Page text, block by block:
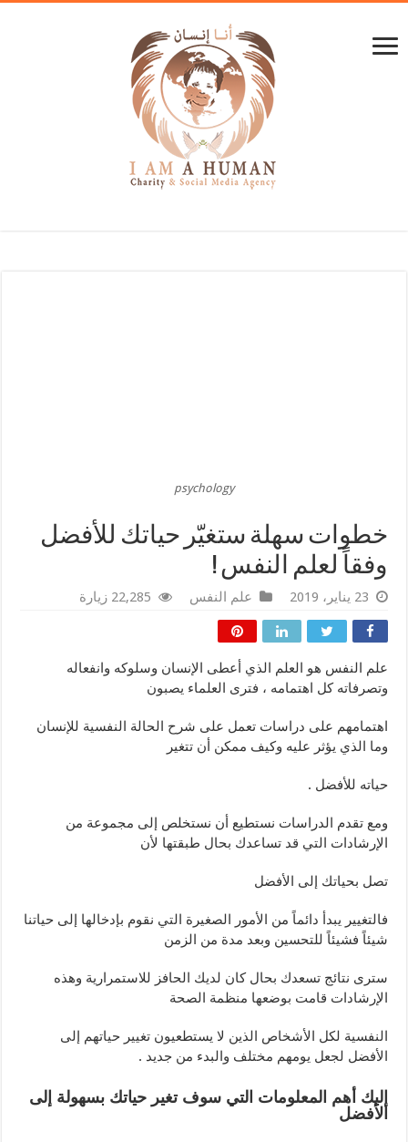
psychology
خطوات سهلة ستغيّر حياتك للأفضل
وفقاً لعلم النفس !
23 يناير، 2019 علم النفس 22,285 زيارة
علم النفس هو العلم الذي أعطى الإنسان وسلوكه وانفعاله
وتصرفاته كل اهتمامه ، فترى العلماء يصبون
اهتمامهم على دراسات تعمل على شرح الحالة النفسية للإنسان
وما الذي يؤثر عليه وكيف ممكن أن تتغير
حياته للأفضل .
ومع تقدم الدراسات نستطيع أن نستخلص إلى مجموعة من
الإرشادات التي قد تساعدك بحال طبقتها لأن
تصل بحياتك إلى الأفضل
فالتغيير يبدأ دائماً من الأمور الصغيرة التي نقوم بإدخالها إلى حياتنا
شيئاً فشيئاً للتحسين وبعد مدة من الزمن
سترى نتائج تسعدك بحال كان لديك الحافز للاستمرارية وهذه
الإرشادات قامت بوضعها منظمة الصحة
النفسية لكل الأشخاص الذين لا يستطعيون تغيير حياتهم إلى
الأفضل لجعل يومهم مختلف والبدء من جديد .
إليك أهم المعلومات التي سوف تغير حياتك بسهولة إلى
الأفضل